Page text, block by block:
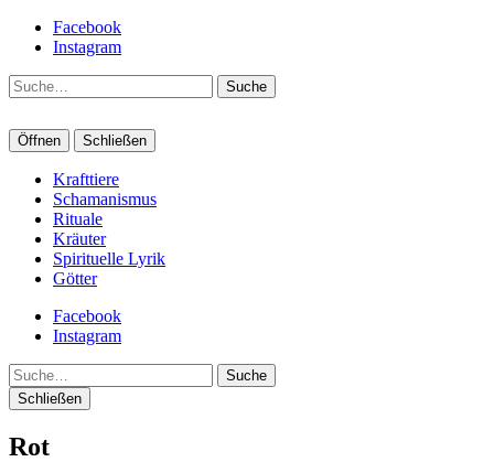
Facebook
Instagram
Suche
Öffnen Schließen
Krafttiere
Schamanismus
Rituale
Kräuter
Spirituelle Lyrik
Götter
Facebook
Instagram
Suche
Schließen
Rot